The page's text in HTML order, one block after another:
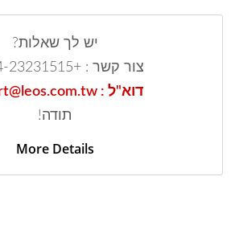
יש לך שאלות?
צור קשר : +886-4-23231515
דוא"ל : export@leos.com.tw
תודה!
More Details